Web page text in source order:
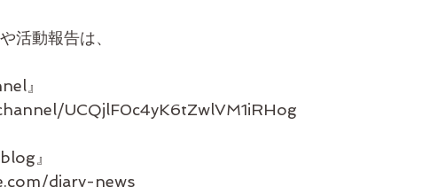
活動報告は、
』
UCQjlF0c4yK6tZwlVM1iRHog
』
diary-news